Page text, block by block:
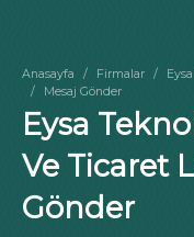
Anasayfa Firmalar
Mesaj Gönder
Eysa
Ve Ticaret
Gönder